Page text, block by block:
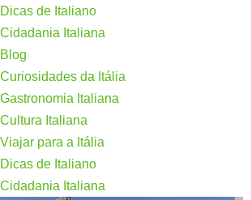
Dicas de Italiano
Cidadania Italiana
Blog
Curiosidades da Itália
Gastronomia Italiana
Cultura Italiana
Viajar para a Itália
Dicas de Italiano
Cidadania Italiana